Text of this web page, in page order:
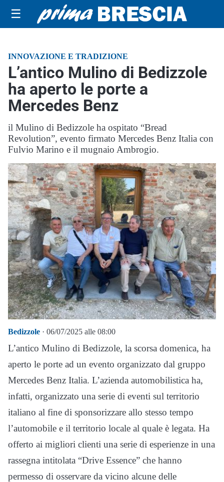
☰
INNOVAZIONE E TRADIZIONE
L’antico Mulino di Bedizzole
ha aperto le porte a
Mercedes Benz
il Mulino di Bedizzole ha ospitato “Bread
Revolution”, evento firmato Mercedes Benz Italia con
Fulvio Marino e il mugnaio Ambrogio.
Bedizzole · 06/07/2025 alle 08:00
L’antico Mulino di Bedizzole, la scorsa domenica, ha
aperto le porte ad un evento organizzato dal gruppo
Mercedes Benz Italia. L’azienda automobilistica ha,
infatti, organizzato una serie di eventi sul territorio
italiano al fine di sponsorizzare allo stesso tempo
l’automobile e il territorio locale al quale è legata. Ha
offerto ai migliori clienti una serie di esperienze in una
rassegna intitolata “Drive Essence” che hanno
permesso di osservare da vicino alcune delle